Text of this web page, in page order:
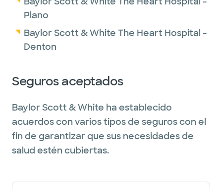
Plano
Baylor Scott & White The Heart Hospital -
Denton
Seguros aceptados
Baylor Scott & White ha establecido
acuerdos con varios tipos de seguros con el
fin de garantizar que sus necesidades de
salud estén cubiertas.